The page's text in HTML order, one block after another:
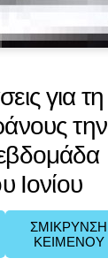
για τη
την
Ιονίου
ΣΜΙΚΡΥΝΣΗ
ΚΕΙΜΕΝΟΥ